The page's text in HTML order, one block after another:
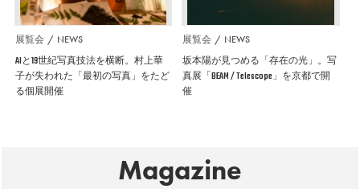
展覧会 NEWS
AIと19世紀写真技法を横断。村上華
子が失われた「最初の写真」をたど
る個展開催
展覧会 NEWS
坂本陽が見つめる「存在の光」。写
真展「BEAM / Telescope」を京都で開
催
Magazine